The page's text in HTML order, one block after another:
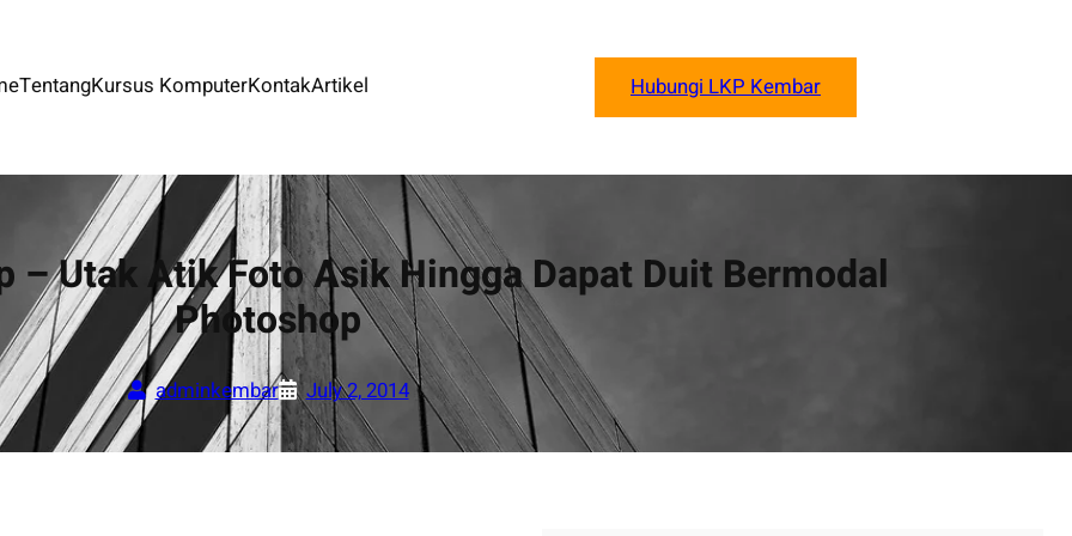
TentangKursus KomputerKontakArtikel Hubungi LKP Kembar
– Utak Atik Foto Asik Hingga Dapat Duit Bermodal
Photoshop
adminkembar July 2, 2014